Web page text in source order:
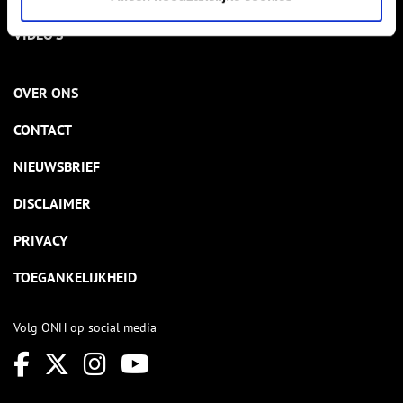
VIDEO’S
OVER ONS
CONTACT
NIEUWSBRIEF
DISCLAIMER
PRIVACY
TOEGANKELIJKHEID
Volg ONH op social media